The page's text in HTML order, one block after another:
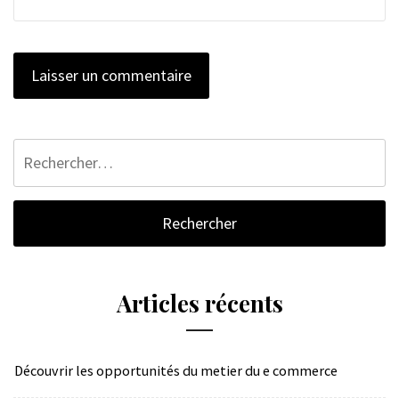
Articles récents
Découvrir les opportunités du metier du e commerce